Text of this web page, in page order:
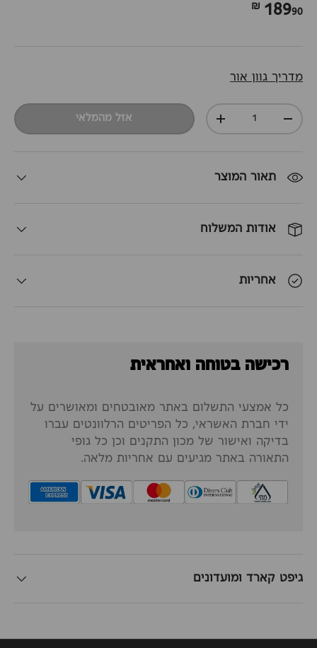
18990 ₪
מדריך גוון אור
כמות
-
+ אזל מהמלאי
תאור המוצר
אודות המשלוח
אחריות
רכישה בטוחה ואחראית
כל אמצעי התשלום באתר מאובטחים ומאושרים על
ידי חברת האשראי, כל הפריטים הרלוונטים עברו
בדיקה ואישור של מכון התקנים וכן כל גופי
התאורה באתר מגיעים עם אחריות מלאה.
גיפט קארד ומועדונים